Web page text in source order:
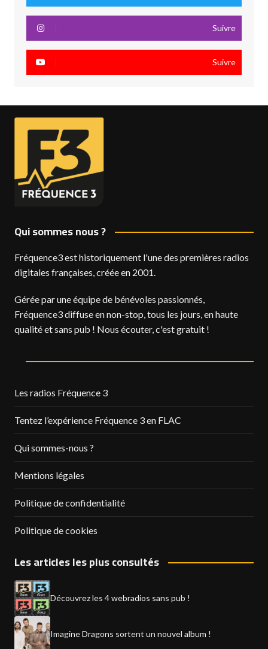
Suivre
Suivre
Qui sommes nous ?
Fréquence3 est historiquement l'une des premières radios
digitales françaises, créée en 2001.
Gérée par une équipe de bénévoles passionnés,
Fréquence3 diffuse en non-stop, tous les jours, en haute
qualité et sans pub ! Nous écouter, c'est gratuit !
Les radios Fréquence 3
Tentez l’expérience Fréquence 3 en FLAC
Qui sommes-nous ?
Mentions légales
Politique de confidentialité
Politique de cookies
Les articles les plus consultés
Découvrez les 4 webradios sans pub !
Imagine Dragons sortent un nouvel album !